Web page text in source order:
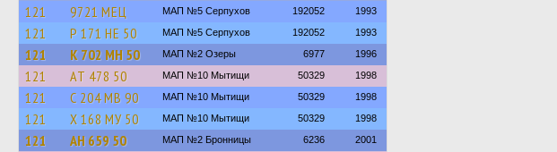
121 9721 МЕЦ МАП №5 Серпухов 192052 1993
121 Р 171 НЕ 50 МАП №5 Серпухов 192052 1993
121 К 702 МН 50 МАП №2 Озеры 6977 1996
121 АТ 478 50 МАП №10 Мытищи 50329 1998
121 С 204 МВ 90 МАП №10 Мытищи 50329 1998
121 Х 168 МУ 50 МАП №10 Мытищи 50329 1998
121 АН 659 50 МАП №2 Бронницы 6236 2001